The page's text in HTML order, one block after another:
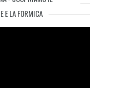
E LA FORMICA